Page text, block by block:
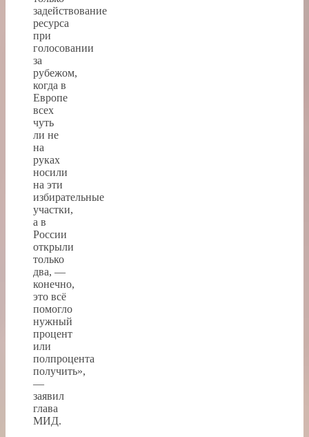
задействование
ресурса
при
голосовании
за
рубежом,
когда в
Европе
всех
чуть
ли не
на
руках
носили
на эти
избирательные
участки,
а в
России
открыли
только
два, —
конечно,
это всё
помогло
нужный
процент
или
полпроцента
получить»,
—
заявил
глава
МИД.